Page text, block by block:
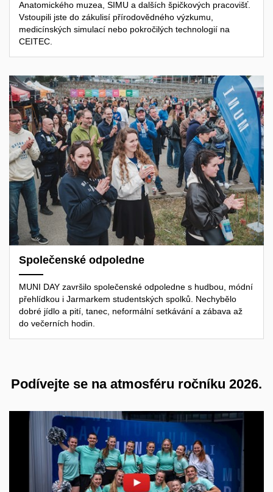
Anatomického muzea, SIMU a dalších špičkových pracovišť.
Vstoupili jste do zákulisí přírodovědného výzkumu,
medicínských simulací nebo pokročilých technologií na
CEITEC.
Společenské odpoledne
MUNI DAY završilo společenské odpoledne s hudbou, módní
přehlídkou i Jarmarkem studentských spolků. Nechybělo
dobré jídlo a pití, tanec, neformální setkávání a zábava až
do večerních hodin.
Podívejte se na atmosféru ročníku 2026.
Povolit cookies a přehrát